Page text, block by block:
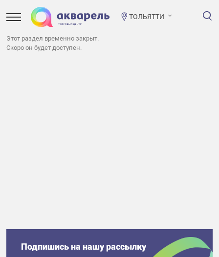
ТОЛЬЯТТИ
Этот раздел временно закрыт.
Скоро он будет доступен.
Подпишись на нашу рассылку